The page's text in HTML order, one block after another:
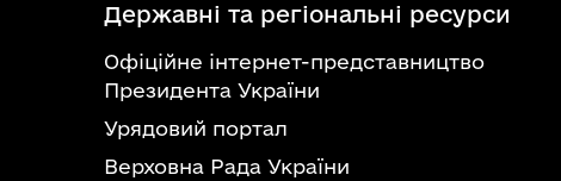
Державні та регіональні ресурси
Офіційне інтернет-представництво
Президента України
Урядовий портал
Верховна Рада України